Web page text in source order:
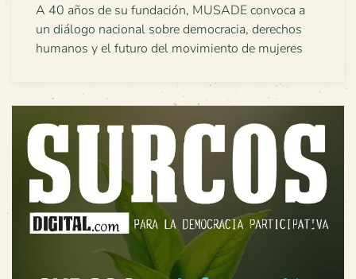
A 40 años de su fundación, MUSADE convoca a
un diálogo nacional sobre democracia, derechos
humanos y el futuro del movimiento de mujeres